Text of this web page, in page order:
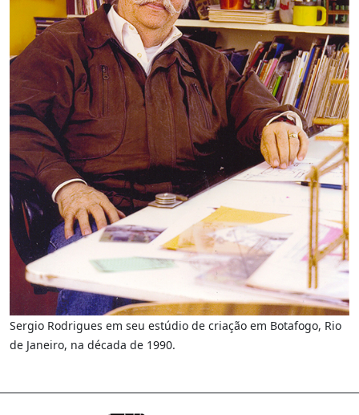
Sergio Rodrigues em seu estúdio de criação em Botafogo, Rio
de Janeiro, na década de 1990.